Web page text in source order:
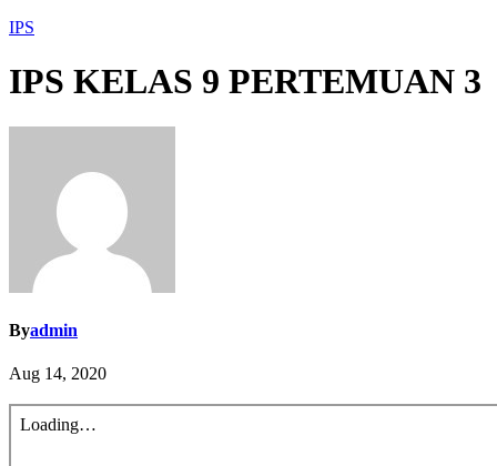
IPS
IPS KELAS 9 PERTEMUAN 3
Byadmin
Aug 14, 2020